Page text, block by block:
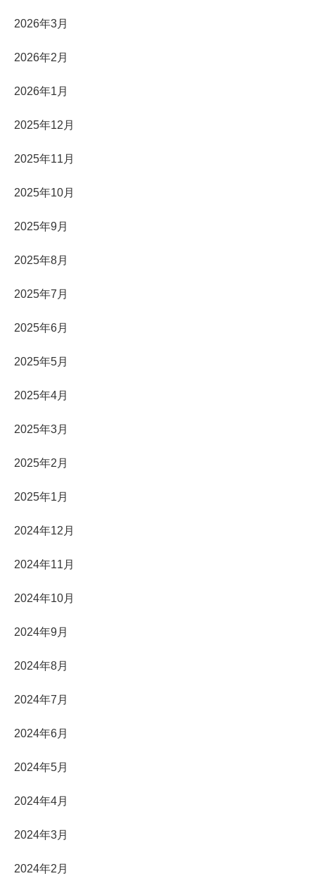
2026年3月
2026年2月
2026年1月
2025年12月
2025年11月
2025年10月
2025年9月
2025年8月
2025年7月
2025年6月
2025年5月
2025年4月
2025年3月
2025年2月
2025年1月
2024年12月
2024年11月
2024年10月
2024年9月
2024年8月
2024年7月
2024年6月
2024年5月
2024年4月
2024年3月
2024年2月